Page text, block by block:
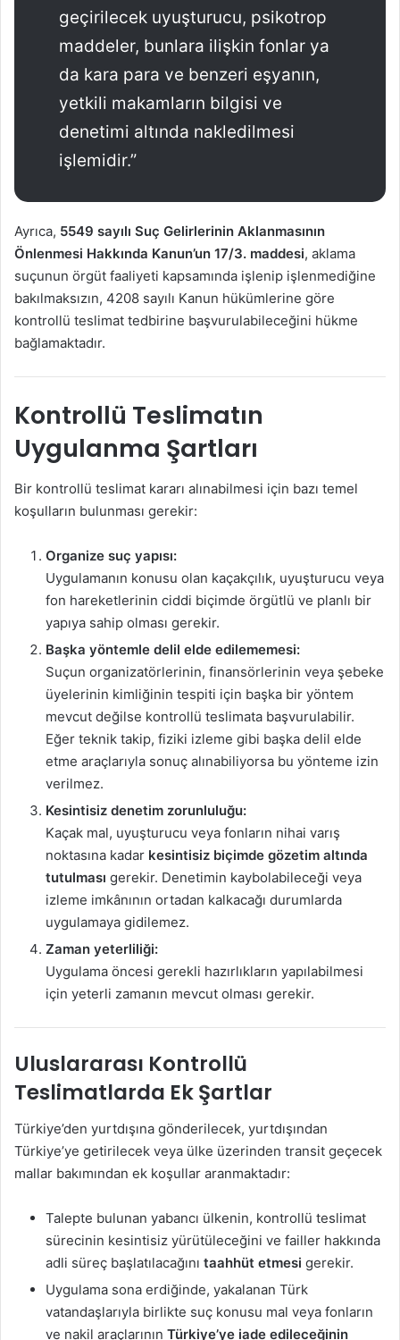
geçirilecek uyuşturucu, psikotrop
maddeler, bunlara ilişkin fonlar ya
da kara para ve benzeri eşyanın,
yetkili makamların bilgisi ve
denetimi altında nakledilmesi
işlemidir.”
Ayrıca, 5549 sayılı Suç Gelirlerinin Aklanmasının
Önlenmesi Hakkında Kanun’un 17/3. maddesi, aklama
suçunun örgüt faaliyeti kapsamında işlenip işlenmediğine
bakılmaksızın, 4208 sayılı Kanun hükümlerine göre
kontrollü teslimat tedbirine başvurulabileceğini hükme
bağlamaktadır.
Kontrollü Teslimatın
Uygulanma Şartları
Bir kontrollü teslimat kararı alınabilmesi için bazı temel
koşulların bulunması gerekir:
Organize suç yapısı:
Uygulamanın konusu olan kaçakçılık, uyuşturucu veya
fon hareketlerinin ciddi biçimde örgütlü ve planlı bir
yapıya sahip olması gerekir.
Başka yöntemle delil elde edilememesi:
Suçun organizatörlerinin, finansörlerinin veya şebeke
üyelerinin kimliğinin tespiti için başka bir yöntem
mevcut değilse kontrollü teslimata başvurulabilir.
Eğer teknik takip, fiziki izleme gibi başka delil elde
etme araçlarıyla sonuç alınabiliyorsa bu yönteme izin
verilmez.
Kesintisiz denetim zorunluluğu:
Kaçak mal, uyuşturucu veya fonların nihai varış
noktasına kadar kesintisiz biçimde gözetim altında
tutulması gerekir. Denetimin kaybolabileceği veya
izleme imkânının ortadan kalkacağı durumlarda
uygulamaya gidilemez.
Zaman yeterliliği:
Uygulama öncesi gerekli hazırlıkların yapılabilmesi
için yeterli zamanın mevcut olması gerekir.
Uluslararası Kontrollü
Teslimatlarda Ek Şartlar
Türkiye’den yurtdışına gönderilecek, yurtdışından
Türkiye’ye getirilecek veya ülke üzerinden transit geçecek
mallar bakımından ek koşullar aranmaktadır:
Talepte bulunan yabancı ülkenin, kontrollü teslimat
sürecinin kesintisiz yürütüleceğini ve failler hakkında
adli süreç başlatılacağını taahhüt etmesi gerekir.
Uygulama sona erdiğinde, yakalanan Türk
vatandaşlarıyla birlikte suç konusu mal veya fonların
ve nakil araçlarının Türkiye’ye iade edileceğinin